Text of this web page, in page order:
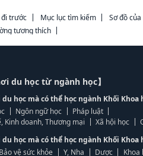
đi trước Mục lục tìm kiếm
Sơ đồ
tương thích
du học từ ngành học】
học mà có thể học ngành Khối Khoa
Ngôn ngữ học
Pháp luật
Kinh doanh, Thương mại
Xã hội học
học mà có thể học ngành Khối Khoa
vệ sức khỏe
Y, Nha Dược
Khoa